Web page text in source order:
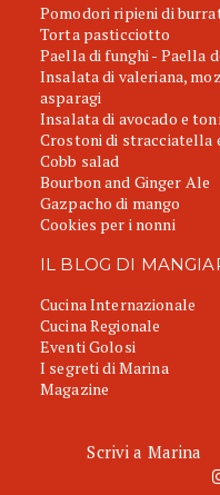
Pomodori ripieni di
Torta pasticciotto
Paella di funghi - Paella
Insalata di valeriana,
asparagi
Insalata di avocado e
Crostoni di stracciatella
Cobb salad
Bourbon and Ginger Ale
Gazpacho di mango
Cookies per i nonni
IL BLOG DI
Cucina Internazionale
Cucina Regionale
Eventi Golosi
I segreti di Marina
Magazine
Scrivi a Marina